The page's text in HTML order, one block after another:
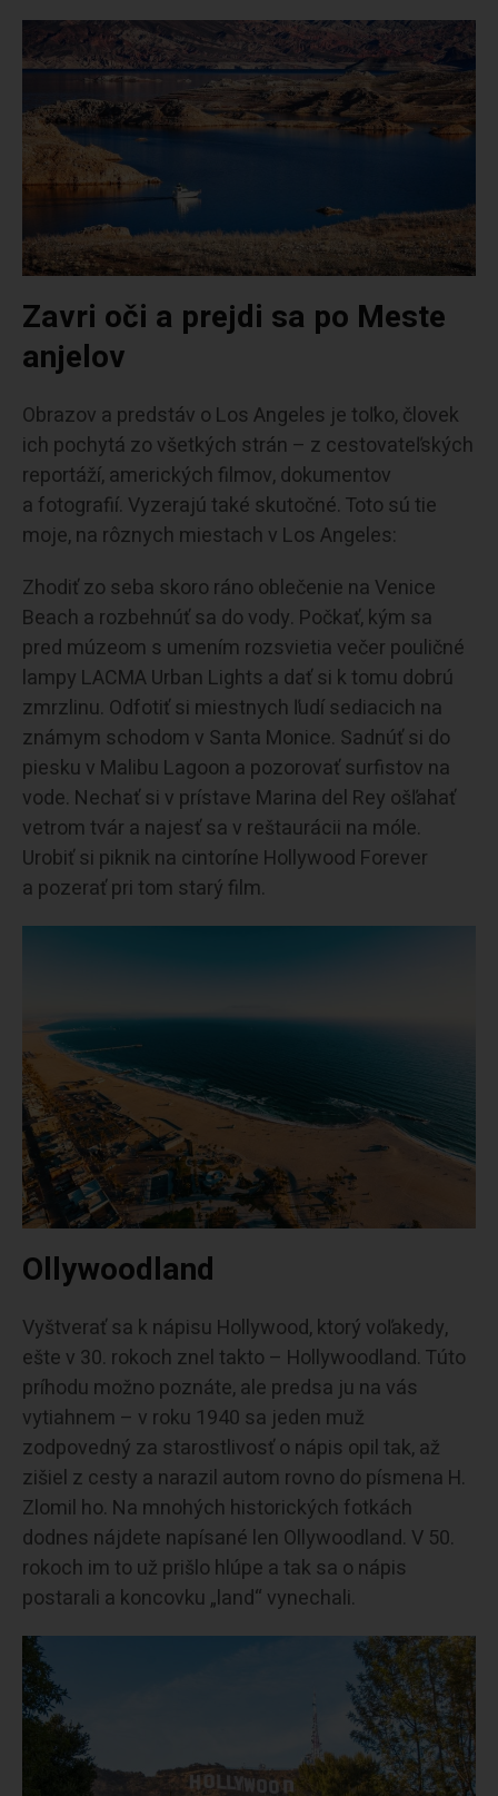
Zavri oči a prejdi sa po Meste
anjelov
Obrazov a predstáv o Los Angeles je toľko, človek
ich pochytá zo všetkých strán – z cestovateľských
reportáží, amerických filmov, dokumentov
a fotografií. Vyzerajú také skutočné. Toto sú tie
moje, na rôznych miestach v Los Angeles:
Zhodiť zo seba skoro ráno oblečenie na Venice
Beach a rozbehnúť sa do vody. Počkať, kým sa
pred múzeom s umením rozsvietia večer pouličné
lampy LACMA Urban Lights a dať si k tomu dobrú
zmrzlinu. Odfotiť si miestnych ľudí sediacich na
známym schodom v Santa Monice. Sadnúť si do
piesku v Malibu Lagoon a pozorovať surfistov na
vode. Nechať si v prístave Marina del Rey ošľahať
vetrom tvár a najesť sa v reštaurácii na móle.
Urobiť si piknik na cintoríne Hollywood Forever
a pozerať pri tom starý film.
Ollywoodland
Vyštverať sa k nápisu Hollywood, ktorý voľakedy,
ešte v 30. rokoch znel takto – Hollywoodland. Túto
príhodu možno poznáte, ale predsa ju na vás
vytiahnem – v roku 1940 sa jeden muž
zodpovedný za starostlivosť o nápis opil tak, až
zišiel z cesty a narazil autom rovno do písmena H.
Zlomil ho. Na mnohých historických fotkách
dodnes nájdete napísané len Ollywoodland. V 50.
rokoch im to už prišlo hlúpe a tak sa o nápis
postarali a koncovku „land“ vynechali.